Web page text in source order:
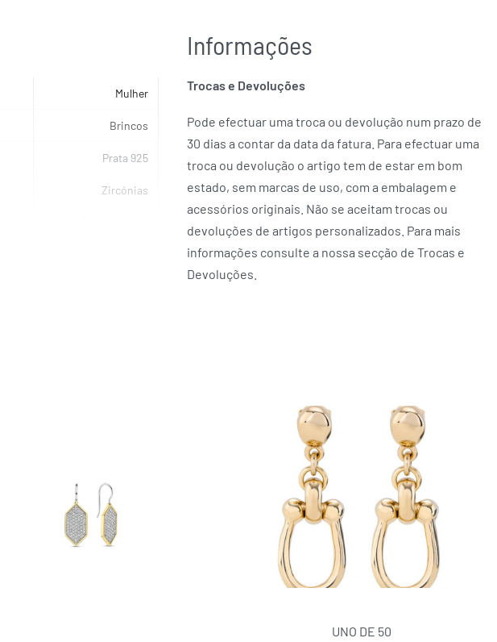
Mulher
Brincos
Prata 925
Zircónias
Informações
Trocas e Devoluções
Pode efectuar uma troca ou devolução num prazo de
30 dias a contar da data da fatura. Para efectuar uma
troca ou devolução o artigo tem de estar em bom
estado, sem marcas de uso, com a embalagem e
acessórios originais. Não se aceitam trocas ou
devoluções de artigos personalizados. Para mais
informações consulte a nossa secção de Trocas e
Devoluções.
UNO DE 50